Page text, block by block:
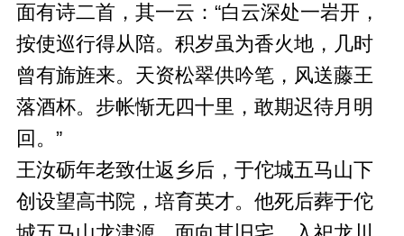
面有诗二首，其一云：“白云深处一岩开，
按使巡行得从陪。积岁虽为香火地，几时
曾有旆旌来。天资松翠供吟笔，风送藤王
落酒杯。步帐惭无四十里，敢期迟待月明
回。”
王汝砺年老致仕返乡后，于佗城五马山下
创设望高书院，培育英才。他死后葬于佗